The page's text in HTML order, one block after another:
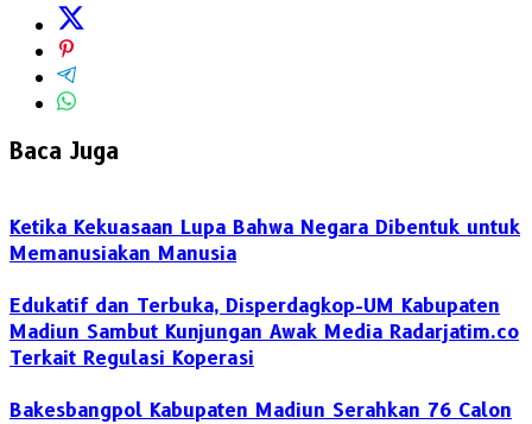
Baca Juga
Ketika Kekuasaan Lupa Bahwa Negara Dibentuk untuk
Memanusiakan Manusia
Edukatif dan Terbuka, Disperdagkop-UM Kabupaten
Madiun Sambut Kunjungan Awak Media Radarjatim.co
Terkait Regulasi Koperasi
Bakesbangpol Kabupaten Madiun Serahkan 76 Calon